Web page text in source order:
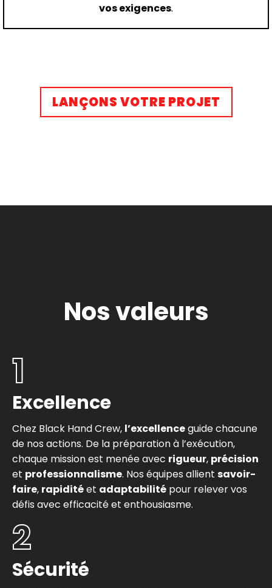
vos exigences.
LANÇONS VOTRE PROJET
Nos valeurs
1
Excellence
Chez Black Hand Crew, l’excellenceguide chacune
de nos actions. De la préparation à l’exécution,
chaque mission est menée avec rigueur, précision
et professionnalisme. Nos équipes allient savoir-
faire, rapiditéet adaptabilité pour relever vos
défis avec efficacité et enthousiasme.
2
Sécurité